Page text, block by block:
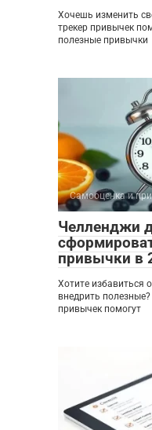
Хочешь изменить
трекер привычек
полезные привычки
Самооценка и
Челленджи
привычки в
Хотите избавиться
внедрить
привычек помогут